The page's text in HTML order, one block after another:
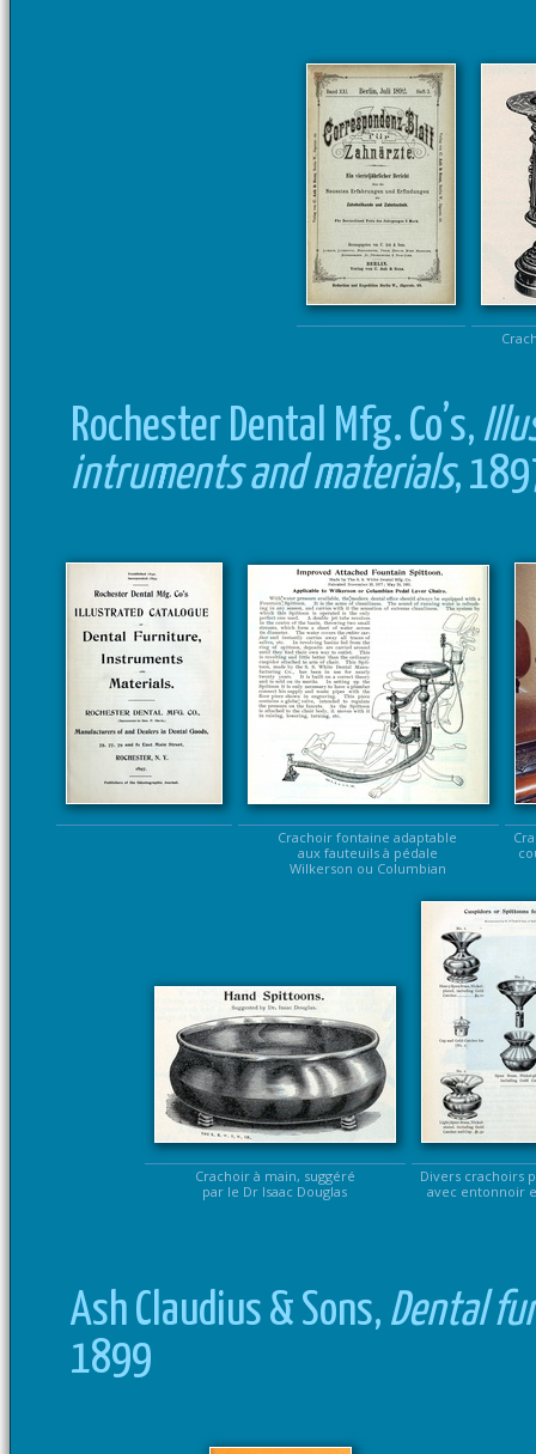
Rochester Dental Mfg. Co’s,
intruments and materials,
Crachoir fontaine adaptable
aux fauteuils à pédale
Wilkerson ou Columbian
Crachoir à main, suggéré
par le Dr Isaac Douglas
Divers crachoirs
avec entonnoir
Ash Claudius & Sons, Dental
1899